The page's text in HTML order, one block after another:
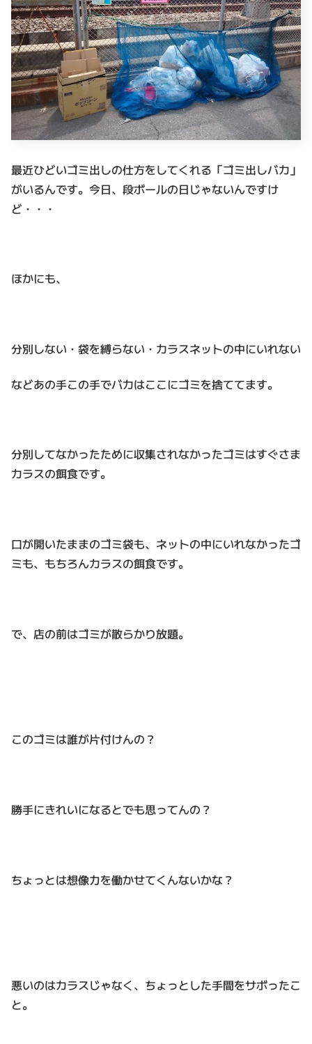
最近ひどいゴミ出しの仕方をしてくれる「ゴミ出しバカ」
がいるんです。今日、段ボールの日じゃないんですけ
ど・・・
ほかにも、
分別しない・袋を縛らない・カラスネットの中にいれない
などあの手この手でバカはここにゴミを捨ててます。
分別してなかったために収集されなかったゴミはすぐさま
カラスの餌食です。
口が開いたままのゴミ袋も、ネットの中にいれなかったゴ
ミも、もちろんカラスの餌食です。
で、店の前はゴミが散らかり放題。
このゴミは誰が片付けんの？
勝手にきれいになるとでも思ってんの？
ちょっとは想像力を働かせてくんないかな？
悪いのはカラスじゃなく、ちょっとした手間をサボったこ
と。